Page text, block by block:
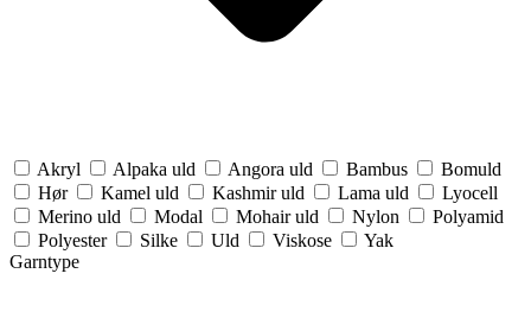
Akryl Alpaka uld Angora uld Bambus
Bomuld
Hør
Kamel uld Kashmir uld Lama uld
Lyocell
Merino uld
Modal Mohair uld Nylon
Polyamid
Polyester
Silke Uld Viskose
Yak
Garntype